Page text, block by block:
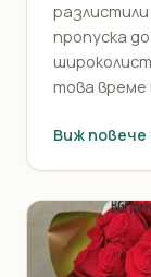
пропуска
това време
Виж повече